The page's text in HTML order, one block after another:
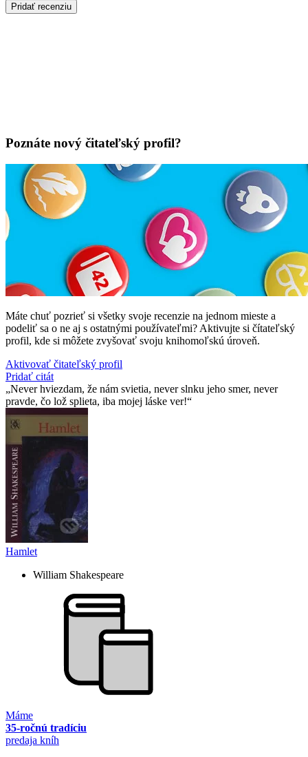
Pridať recenziu
Poznáte nový čitateľský profil?
Máte chuť pozrieť si všetky svoje recenzie na jednom mieste a
podeliť sa o ne aj s ostatnými používateľmi? Aktivujte si čítateľský
profil, kde si môžete zvyšovať svoju knihomoľskú úroveň.
Aktivovať čitateľský profil
Pridať citát
Never hviezdam, že nám svietia, never slnku jeho smer, never
pravde, čo lož splieta, iba mojej láske ver!
Hamlet
William Shakespeare
Máme
35-ročnú tradíciu
predaja kníh